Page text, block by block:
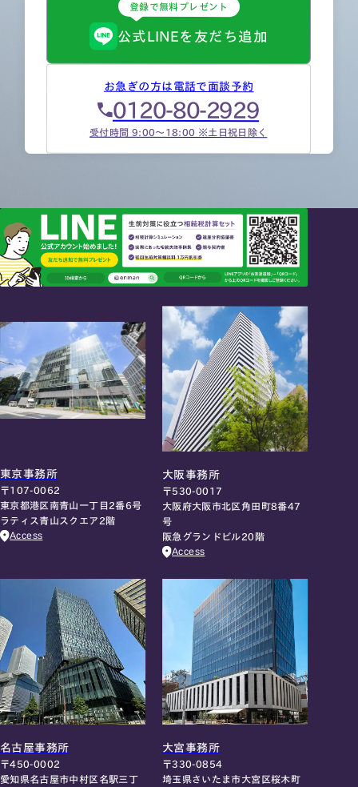
登録で無料プレゼント
公式LINEを友だち追加
お急ぎの方は電話で面談予約
0120-80-2929
受付時間 9:00～18:00 ※土日祝日除く
東京事務所
〒107-0062
東京都港区南青山一丁目2番6号
ラティス青山スクエア2階
Access
大阪事務所
〒530-0017
大阪府大阪市北区角田町8番47
号
阪急グランドビル20階
Access
名古屋事務所
〒450-0002
愛知県名古屋市中村区名駅三丁
大宮事務所
〒330-0854
埼玉県さいたま市大宮区桜木町